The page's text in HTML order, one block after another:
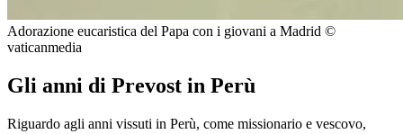
Adorazione eucaristica del Papa con i giovani a Madrid ©
vaticanmedia
Gli anni di Prevost in Perù
Riguardo agli anni vissuti in Perù, come missionario e vescovo,